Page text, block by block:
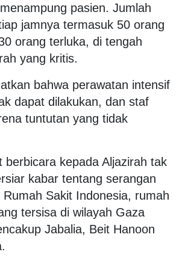
pasien. Jumlah
jamnya termasuk 50 orang
orang terluka, di tengah
yang kritis.
bahwa perawatan intensif
dapat dilakukan, dan staf
tuntutan yang tidak
berbicara kepada Aljazirah tak
kabar tentang serangan
Sakit Indonesia, rumah
tersisa di wilayah Gaza
Jabalia, Beit Hanoon